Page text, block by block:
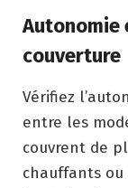
Autonomie
couverture
Vérifiez
entre les
couvrent de
chauffants